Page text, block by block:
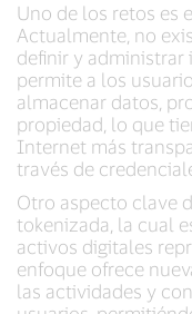
Uno de los retos es
Actualmente, no
definir y administrar
permite a los
almacenar datos,
propiedad, lo que
Internet más
través de
Otro aspecto clave
tokenizada, la cual
activos digitales
enfoque ofrece
las actividades y